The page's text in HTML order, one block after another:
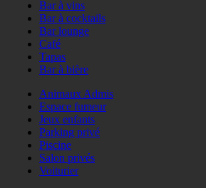
Bar à vins
Bar à cocktails
Bar lounge
Café
Tapas
Bar à bière
Animaux Admis
Espace fumeur
Jeux enfants
Parking privé
Piscine
Salon privés
Voiturier